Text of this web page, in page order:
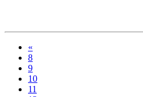
«
8
9
10
11